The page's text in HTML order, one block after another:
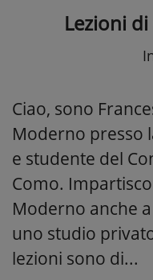
Lezioni
Ciao, sono
Moderno presso
e studente del
Como.
Moderno anche
uno studio
lezioni sono di...